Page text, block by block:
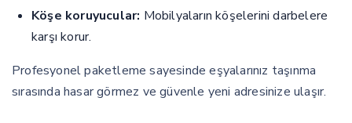
Köşe koruyucular: Mobilyaların köşelerini darbelere
karşı korur.
Profesyonel paketleme sayesinde eşyalarınız taşınma
sırasında hasar görmez ve güvenle yeni adresinize ulaşır.